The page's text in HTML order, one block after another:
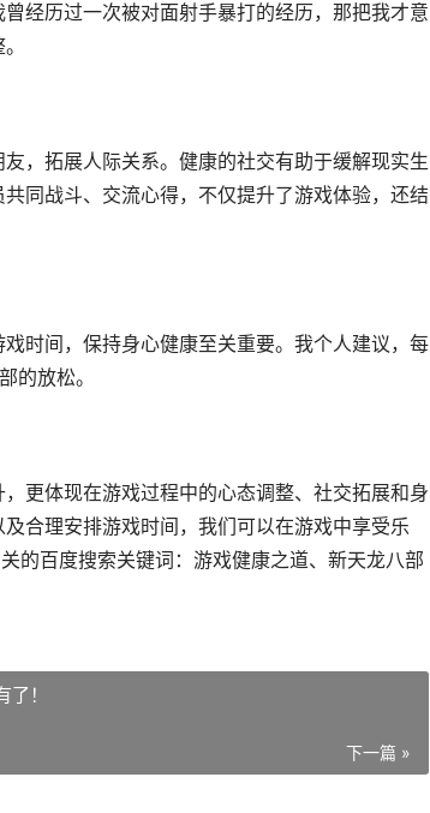
经历过一次被对面射手暴打的经历，那把我才意
，拓展人际关系。健康的社交有助于缓解现实生
同战斗、交流心得，不仅提升了游戏体验，还结
时间，保持身心健康至关重要。我个人建议，每
的放松。
更体现在游戏过程中的心态调整、社交拓展和身
合理安排游戏时间，我们可以在游戏中享受乐
的百度搜索关键词：游戏健康之道、新天龙八部
了！
下一篇 »